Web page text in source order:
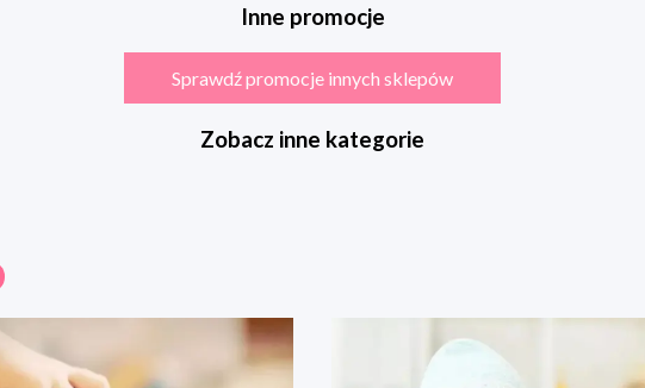
Inne promocje
Sprawdź promocje innych sklepów
Zobacz inne kategorie